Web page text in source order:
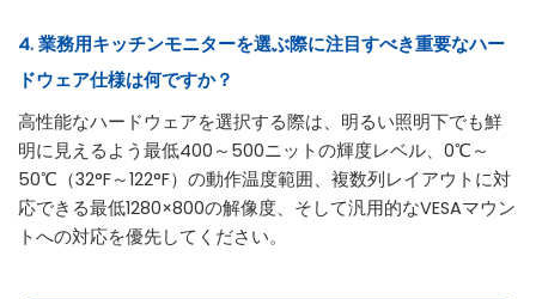
4. 業務用キッチンモニターを選ぶ際に注目すべき重要なハー
ドウェア仕様は何ですか？
高性能なハードウェアを選択する際は、明るい照明下でも鮮
明に見えるよう最低400～500ニットの輝度レベル、0℃～
50℃（32°F～122°F）の動作温度範囲、複数列レイアウトに対
応できる最低1280×800の解像度、そして汎用的なVESAマウン
トへの対応を優先してください。